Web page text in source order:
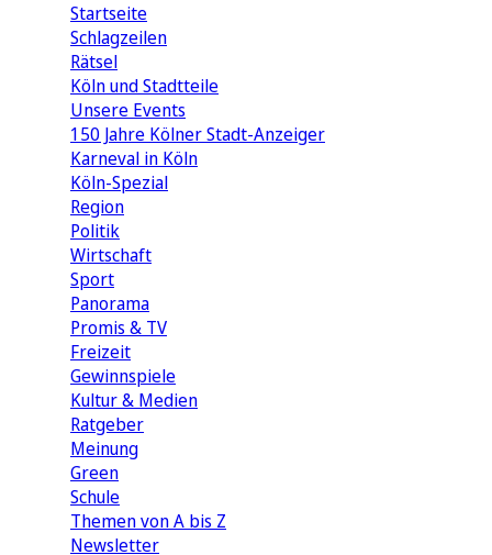
Startseite
Schlagzeilen
Rätsel
Köln und Stadtteile
Unsere Events
150 Jahre Kölner Stadt-Anzeiger
Karneval in Köln
Köln-Spezial
Region
Politik
Wirtschaft
Sport
Panorama
Promis & TV
Freizeit
Gewinnspiele
Kultur & Medien
Ratgeber
Meinung
Green
Schule
Themen von A bis Z
Newsletter